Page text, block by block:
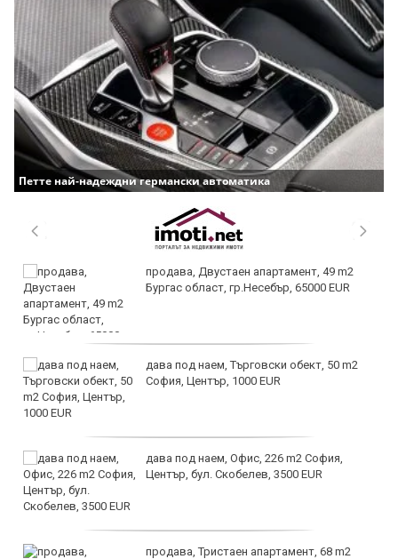
Петте най-надеждни германски автоматика
продава, Двустаен апартамент, 49 m2
Бургас област, гр.Несебър, 65000 EUR
дава под наем, Търговски обект, 50 m2
София, Център, 1000 EUR
дава под наем, Офис, 226 m2 София,
Център, бул. Скобелев, 3500 EUR
продава, Тристаен апартамент, 68 m2